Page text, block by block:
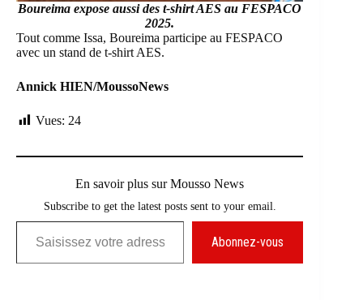
Boureima expose aussi des t-shirt AES au FESPACO
2025.
Tout comme Issa, Boureima participe au FESPACO
avec un stand de t-shirt AES.
Annick HIEN/MoussoNews
Vues: 24
En savoir plus sur Mousso News
Subscribe to get the latest posts sent to your email.
Saisissez votre adresse e-mail…
Abonnez-vous